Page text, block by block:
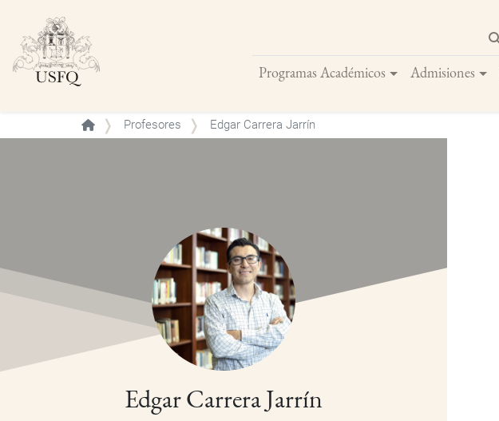
Programas Académicos Admisiones
Buscar
Profesores Edgar Carrera Jarrín
Edgar Carrera Jarrín